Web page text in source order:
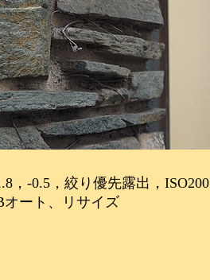
，-0.5，絞り優先露出，ISO200
オート、リサイズ